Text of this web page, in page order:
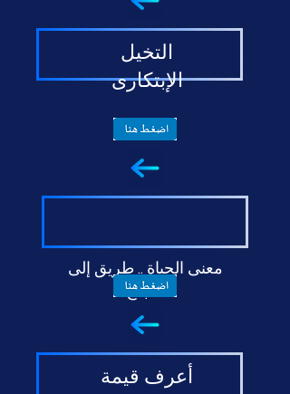
التخيل
الإبتكارى
معنى الحياة .. طريق إلى
النجاح
أعرف قيمة